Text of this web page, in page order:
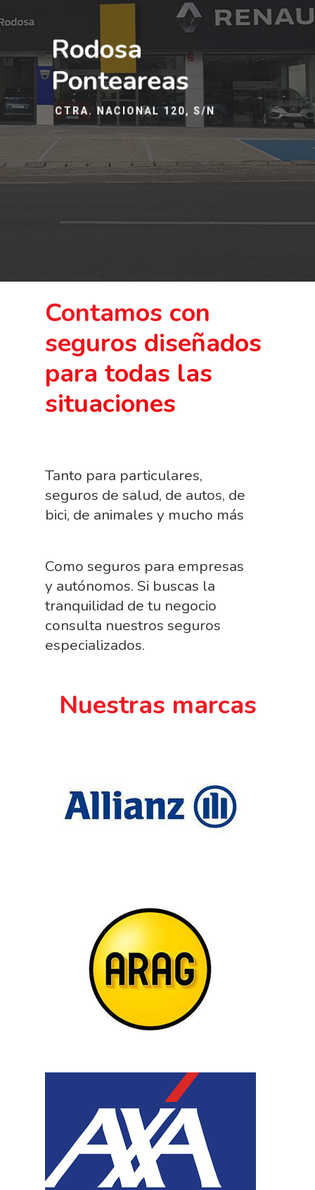
Rodosa
Ponteareas
CTRA. NACIONAL 120, S/N
Contamos con
seguros diseñados
para todas las
situaciones
Tanto para particulares,
seguros de salud, de autos, de
bici, de animales y mucho más
Como seguros para empresas
y autónomos. Si buscas la
tranquilidad de tu negocio
consulta nuestros seguros
especializados.
Nuestras marcas
Interés
Blog
Feder